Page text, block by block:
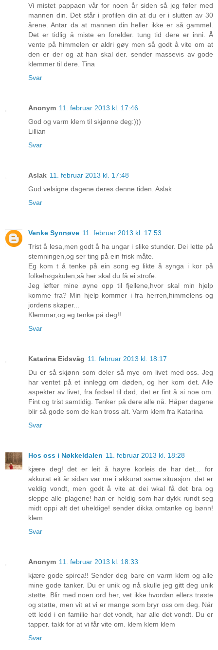
Vi mistet pappaen vår for noen år siden så jeg føler med
mannen din. Det står i profilen din at du er i slutten av 30
årene. Antar da at mannen din heller ikke er så gammel.
Det er tidlig å miste en forelder. tung tid dere er inni. Å
vente på himmelen er aldri gøy men så godt å vite om at
den er der og at han skal der. sender massevis av gode
klemmer til dere. Tina
Svar
Anonym 11. februar 2013 kl. 17:46
God og varm klem til skjønne deg:)))
Lillian
Svar
Aslak 11. februar 2013 kl. 17:48
Gud velsigne dagene deres denne tiden. Aslak
Svar
Venke Synnøve 11. februar 2013 kl. 17:53
Trist å lesa,men godt å ha ungar i slike stunder. Dei lette på
stemningen,og ser ting på ein frisk måte.
Eg kom t å tenke på ein song eg likte å synga i kor på
folkehøgskulen,så her skal du få ei strofe:
Jeg løfter mine øyne opp til fjellene,hvor skal min hjelp
komme fra? Min hjelp kommer i fra herren,himmelens og
jordens skaper...
Klemmar,og eg tenke på deg!!
Svar
Katarina Eidsvåg 11. februar 2013 kl. 18:17
Du er så skjønn som deler så mye om livet med oss. Jeg
har ventet på et innlegg om døden, og her kom det. Alle
aspekter av livet, fra fødsel til død, det er fint å si noe om.
Fint og trist samtidig. Tenker på dere alle nå. Håper dagene
blir så gode som de kan tross alt. Varm klem fra Katarina
Svar
Hos oss i Nøkkeldalen 11. februar 2013 kl. 18:28
kjære deg! det er leit å høyre korleis de har det... for
akkurat eit år sidan var me i akkurat same situasjon. det er
veldig vondt, men godt å vite at dei wkal få det bra og
sleppe alle plagene! han er heldig som har dykk rundt seg
midt oppi alt det uheldige! sender dikka omtanke og bønn!
klem
Svar
Anonym 11. februar 2013 kl. 18:33
kjære gode spirea!! Sender deg bare en varm klem og alle
mine gode tanker. Du er unik og nå skulle jeg gitt deg unik
støtte. Blir med noen ord her, vet ikke hvordan ellers trøste
og støtte, men vit at vi er mange som bryr oss om deg. Når
ett ledd i en familie har det vondt, har alle det vondt. Du er
tapper. takk for at vi får vite om. klem klem klem
Svar